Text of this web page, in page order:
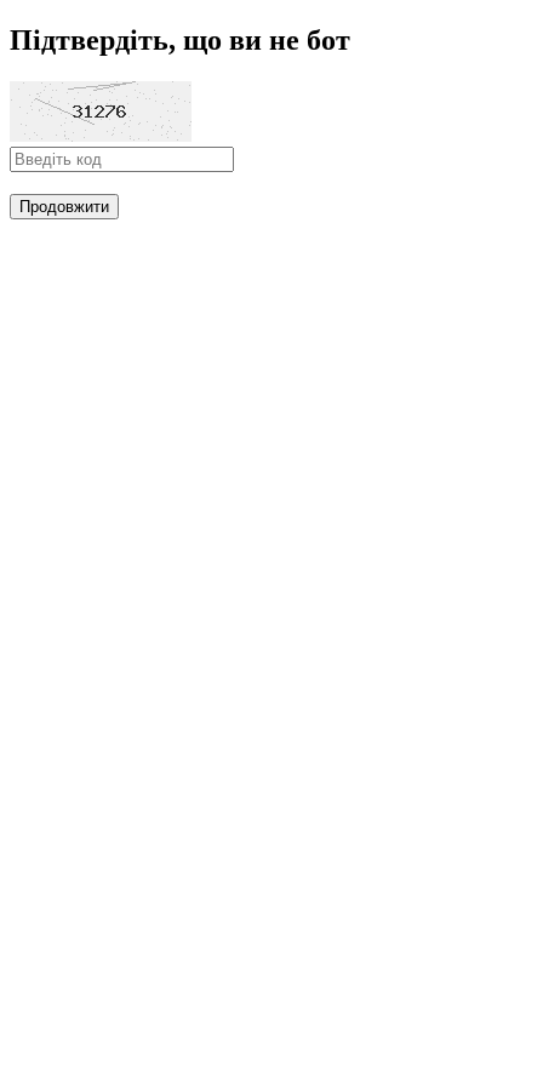
Підтвердіть, що ви не бот
Продовжити